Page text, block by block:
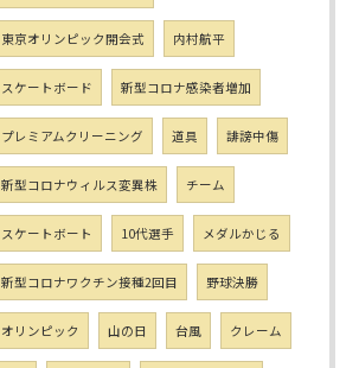
東京オリンピック開会式 内村航平
スケートボード 新型コロナ感染者増加
プレミアムクリーニング 道具 誹謗中傷
新型コロナウィルス変異株 チーム
スケートボート 10代選手 メダルかじる
新型コロナワクチン接種2回目 野球決勝
オリンピック 山の日 台風 クレーム